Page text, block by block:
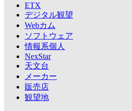
ETX
デジタル観望
Webカム
ソフトウェア
情報系個人
NexStar
天文台
メーカー
販売店
観望地